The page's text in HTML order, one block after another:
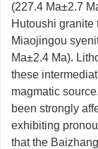
(227.4 Ma±2.7
Hutoushi granite
Miaojingou
Ma±2.4 Ma).
these
magmatic
been strongly
exhibiting
that the